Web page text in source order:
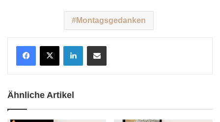
Montagsgedanken
Ähnliche Artikel